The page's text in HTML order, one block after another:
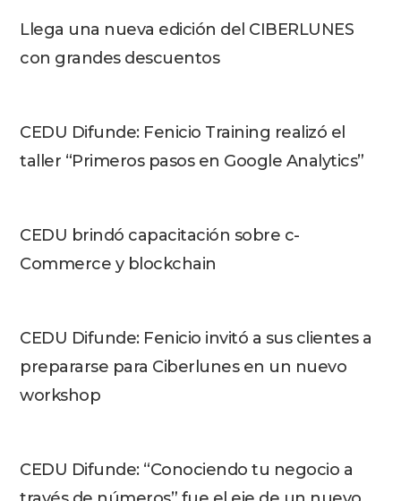
Llega una nueva edición del CIBERLUNES
con grandes descuentos
CEDU Difunde: Fenicio Training realizó el
taller “Primeros pasos en Google Analytics”
CEDU brindó capacitación sobre c-
Commerce y blockchain
CEDU Difunde: Fenicio invitó a sus clientes a
prepararse para Ciberlunes en un nuevo
workshop
CEDU Difunde: “Conociendo tu negocio a